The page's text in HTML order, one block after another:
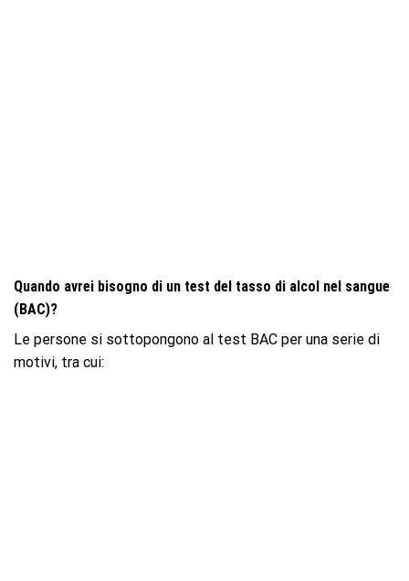
Quando avrei bisogno di un test del tasso di alcol nel sangue
(BAC)?
Le persone si sottopongono al test BAC per una serie di
motivi, tra cui: